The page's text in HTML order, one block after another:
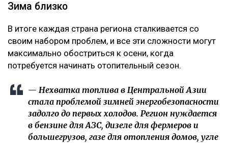
Зима близко
В итоге каждая страна региона сталкивается со
своим набором проблем, и все эти сложности могут
максимально обостриться к осени, когда
потребуется начинать отопительный сезон.
— Нехватка топлива в Центральной Азии
стала проблемой зимней энергобезопасности
задолго до первых холодов. Регион нуждается
в бензине для АЗС, дизеле для фермеров и
большегрузов, газе для отопления домов, угле